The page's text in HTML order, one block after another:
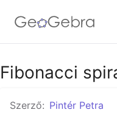
Google Classroom
GeoGebra Classroom
Fibonacci
Szerző: Pintér Petra